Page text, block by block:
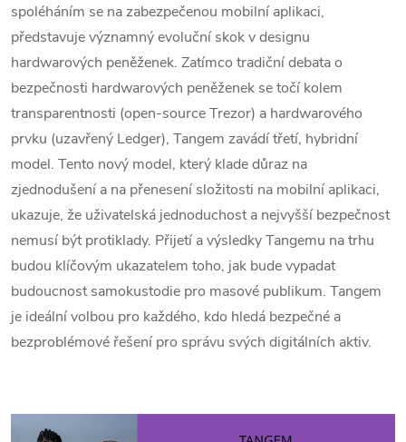
spoléháním se na zabezpečenou mobilní aplikaci,
představuje významný evoluční skok v designu
hardwarových peněženek. Zatímco tradiční debata o
bezpečnosti hardwarových peněženek se točí kolem
transparentnosti (open-source Trezor) a hardwarového
prvku (uzavřený Ledger), Tangem zavádí třetí, hybridní
model. Tento nový model, který klade důraz na
zjednodušení a na přenesení složitosti na mobilní aplikaci,
ukazuje, že uživatelská jednoduchost a nejvyšší bezpečnost
nemusí být protiklady. Přijetí a výsledky Tangemu na trhu
budou klíčovým ukazatelem toho, jak bude vypadat
budoucnost samokustodie pro masové publikum. Tangem
je ideální volbou pro každého, kdo hledá bezpečné a
bezproblémové řešení pro správu svých digitálních aktiv.